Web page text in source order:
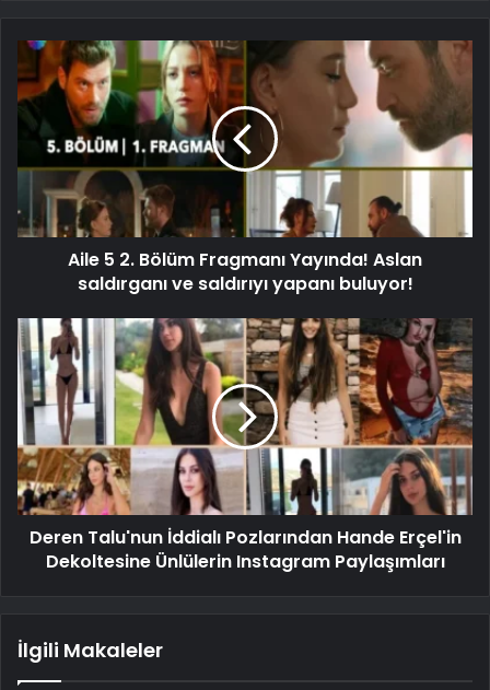
Aile 5 2. Bölüm Fragmanı Yayında! Aslan
saldırganı ve saldırıyı yapanı buluyor!
Deren Talu'nun İddialı Pozlarından Hande Erçel'in
Dekoltesine Ünlülerin Instagram Paylaşımları
İlgili Makaleler